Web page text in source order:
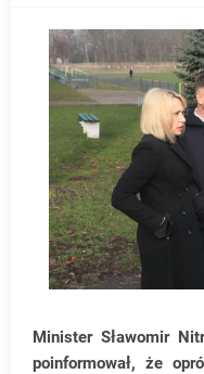
Minister Sławomir
poinformował, że